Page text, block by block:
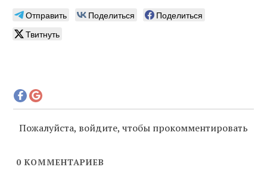
Отправить Поделиться
Поделиться
Твитнуть
Пожалуйста, войдите, чтобы прокомментировать
0 КОММЕНТАРИЕВ